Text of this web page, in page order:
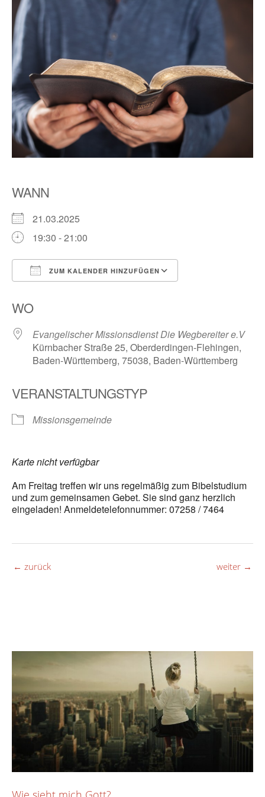
WANN
21.03.2025
19:30 - 21:00
ZUM KALENDER HINZUFÜGEN
WO
Evangelischer Missionsdienst Die Wegbereiter e.V
Kürnbacher Straße 25, Oberderdingen-Flehingen,
Baden-Württemberg, 75038, Baden-Württemberg
VERANSTALTUNGSTYP
Missionsgemeinde
Karte nicht verfügbar
Am Freitag treffen wir uns regelmäßig zum Bibelstudium
und zum gemeinsamen Gebet. Sie sind ganz herzlich
eingeladen! Anmeldetelefonnummer: 07258 / 7464
← zurück weiter →